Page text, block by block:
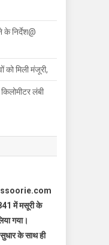
निर्देश@
को मिली मंजूरी,
लंबी
में मसूरी के
गया।
के साथ ही